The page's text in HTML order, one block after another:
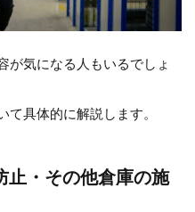
が気になる人もいるでしょ
て具体的に解説します。
止・その他倉庫の施